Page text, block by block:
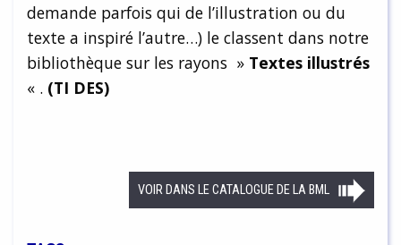
demande parfois qui de l’illustration ou du
texte a inspiré l’autre…) le classent dans notre
bibliothèque sur les rayons » Textes illustrés
« . (TI DES)
VOIR DANS LE CATALOGUE DE LA BML